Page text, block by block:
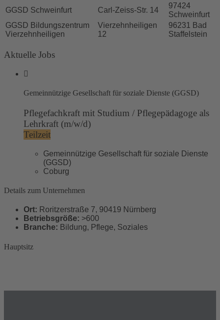
GGSD Schweinfurt
Carl-Zeiss-Str. 14
97424
Schweinfurt
GGSD Bildungszentrum
Vierzehnheiligen
Vierzehnheiligen
12
96231 Bad
Staffelstein
Aktuelle Jobs
Gemeinnützige Gesellschaft für soziale Dienste (GGSD)
Pflegefachkraft mit Studium / Pflegepädagoge als
Lehrkraft (m/w/d)
Teilzeit
Gemeinnützige Gesellschaft für soziale Dienste
(GGSD)
Coburg
Details zum Unternehmen
Ort: Roritzerstraße 7, 90419 Nürnberg
Betriebsgröße: >600
Branche: Bildung, Pflege, Soziales
Hauptsitz